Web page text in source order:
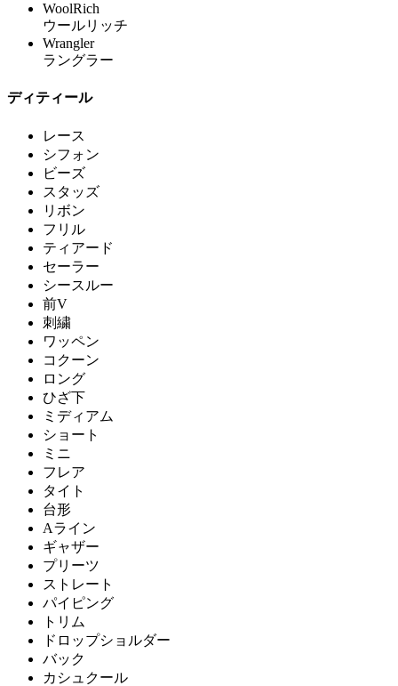
WoolRich
ウールリッチ
Wrangler
ラングラー
ディティール
レース
シフォン
ビーズ
スタッズ
リボン
フリル
ティアード
セーラー
シースルー
前V
刺繍
ワッペン
コクーン
ロング
ひざ下
ミディアム
ショート
ミニ
フレア
タイト
台形
Aライン
ギャザー
プリーツ
ストレート
パイピング
トリム
ドロップショルダー
バック
カシュクール